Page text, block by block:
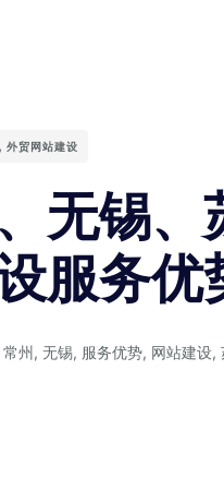
, 外贸网站建设
无锡、
服务优
常州, 无锡, 服务优势, 网站建设,